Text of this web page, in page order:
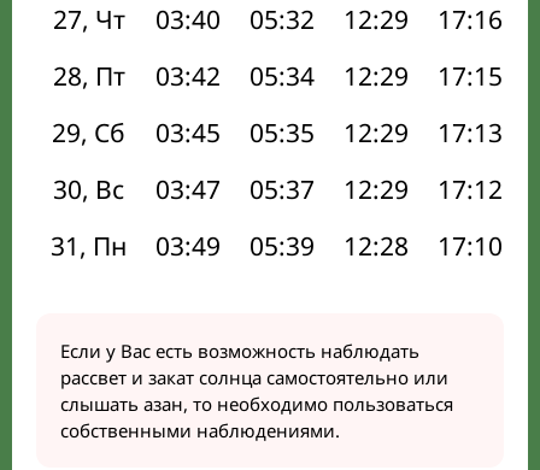
27, Чт
03:40 05:32 12:29 17:16
28, Пт
03:42 05:34 12:29 17:15
29, Сб
03:45 05:35 12:29 17:13
30, Вс
03:47 05:37 12:29 17:12
31, Пн
03:49 05:39 12:28 17:10
Если у Вас есть возможность наблюдать
рассвет и закат солнца самостоятельно или
слышать азан, то необходимо пользоваться
собственными наблюдениями.